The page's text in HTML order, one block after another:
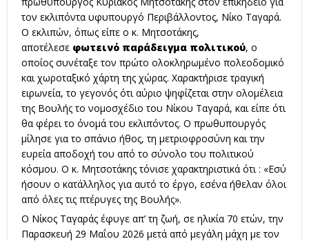
τον εκλιπόντα υφυπουργό Περιβάλλοντος, Νίκο Ταγαρά.
Ο εκλιπών, όπως είπε ο κ. Μητσοτάκης,
αποτέλεσε φωτεινό παράδειγμα πολιτικού, ο
οποίος συνέταξε τον πρώτο ολοκληρωμένο πολεοδομικό
και χωροταξικό χάρτη της χώρας. Χαρακτήρισε τραγική
ειρωνεία, το γεγονός ότι αύριο ψηφίζεται στην ολομέλεια
της Βουλής το νομοσχέδιο του Νίκου Ταγαρά, και είπε ότι
θα φέρει το όνομά του εκλιπόντος. Ο πρωθυπουργός
μίλησε για το σπάνιο ήθος, τη μετριοφροσύνη και την
ευρεία αποδοχή του από το σύνολο του πολιτικού
κόσμου. Ο κ. Μητσοτάκης τόνισε χαρακτηριστικά ότι : «Εσύ
ήσουν ο κατάλληλος για αυτό το έργο, εσένα ήθελαν όλοι
από όλες τις πτέρυγες της Βουλής».
Ο Νίκος Ταγαράς έφυγε απ’ τη ζωή, σε ηλικία 70 ετών, την
Παρασκευή 29 Μαΐου 2026 μετά από μεγάλη μάχη με τον